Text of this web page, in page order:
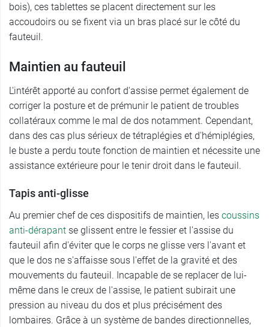
bois), ces tablettes se placent directement sur les
accoudoirs ou se fixent via un bras placé sur le côté du
fauteuil.
Maintien au fauteuil
L'intérêt apporté au confort d'assise permet également de
corriger la posture et de prémunir le patient de troubles
collatéraux comme le mal de dos notamment. Cependant,
dans des cas plus sérieux de tétraplégies et d'hémiplégies,
le buste a perdu toute fonction de maintien et nécessite une
assistance extérieure pour le tenir droit dans le fauteuil.
Tapis anti-glisse
Au premier chef de ces dispositifs de maintien, les coussins
anti-dérapant se glissent entre le fessier et l'assise du
fauteuil afin d'éviter que le corps ne glisse vers l'avant et
que le dos ne s'affaisse sous l'effet de la gravité et des
mouvements du fauteuil. Incapable de se replacer de lui-
même dans le creux de l'assise, le patient subirait une
pression au niveau du dos et plus précisément des
lombaires. Grâce à un système de bandes directionnelles,